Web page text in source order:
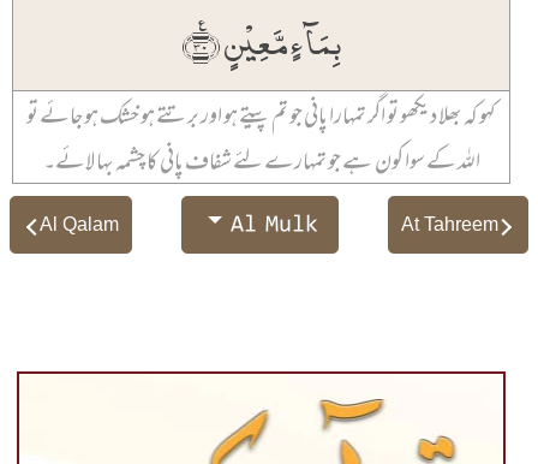
بِمَآءٍ مَّعِیۡنٍ ﴿٪۳۰﴾
کہو کہ بھلا دیکھو تو اگر تمہارا پانی جو تم پیتے ہو اور برتتے ہو خشک ہو جائے تو
اللہ کے سوا کون ہے جو تمہارے لئے شفاف پانی کا چشمہ بہا لائے۔
At Tahreem
Al Mulk
Al Qalam